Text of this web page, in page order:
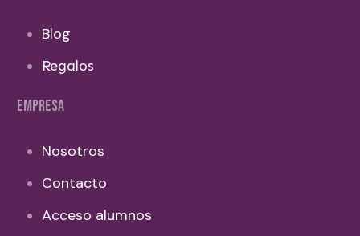
Blog
Regalos
EMPRESA
Nosotros
Contacto
Acceso alumnos